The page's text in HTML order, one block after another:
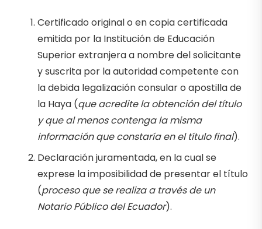
Certificado original o en copia certificada
emitida por la Institución de Educación
Superior extranjera a nombre del solicitante
y suscrita por la autoridad competente con
la debida legalización consular o apostilla de
la Haya (que acredite la obtención del título
y que al menos contenga la misma
información que constaría en el título final).
Declaración juramentada, en la cual se
exprese la imposibilidad de presentar el título
(proceso que se realiza a través de un
Notario Público del Ecuador).